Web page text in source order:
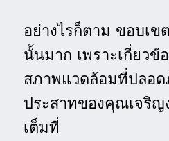
อย่างไรก็ตาม ขอบเ
นั้นมาก เพราะเกี่ยวข้
สภาพแวดล้อมที่ปลอด
ประสาทของคุณเจริญ
เต็มที่